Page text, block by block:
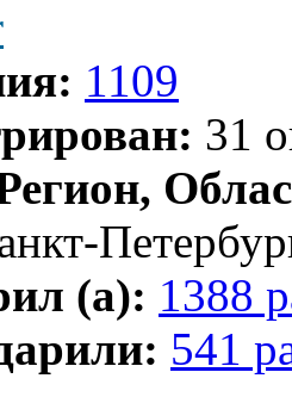
1109
31
(а): 1388
541